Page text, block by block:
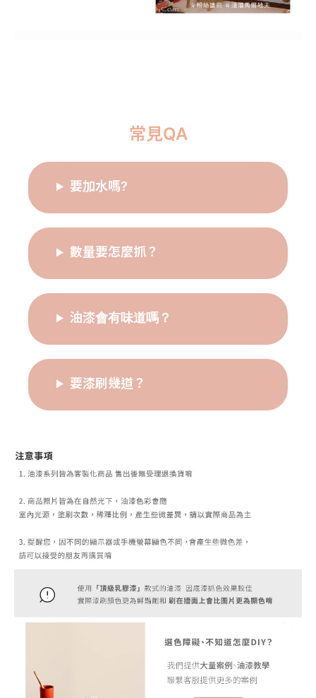
常見QA
要加水嗎?
數量要怎麼抓？
油漆會有味道嗎？
要漆刷幾道？